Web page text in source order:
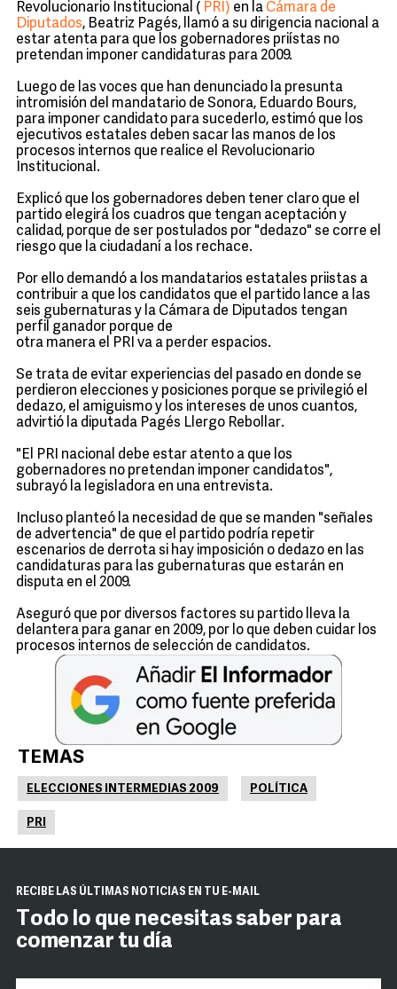
Revolucionario Institucional ( PRI) en la Cámara de
Diputados, Beatriz Pagés, llamó a su dirigencia nacional a
estar atenta para que los gobernadores priístas no
pretendan imponer candidaturas para 2009.
Luego de las voces que han denunciado la presunta
intromisión del mandatario de Sonora, Eduardo Bours,
para imponer candidato para sucederlo, estimó que los
ejecutivos estatales deben sacar las manos de los
procesos internos que realice el Revolucionario
Institucional.
Explicó que los gobernadores deben tener claro que el
partido elegirá los cuadros que tengan aceptación y
calidad, porque de ser postulados por "dedazo" se corre el
riesgo que la ciudadaní a los rechace.
Por ello demandó a los mandatarios estatales priistas a
contribuir a que los candidatos que el partido lance a las
seis gubernaturas y la Cámara de Diputados tengan
perfil ganador porque de
otra manera el PRI va a perder espacios.
Se trata de evitar experiencias del pasado en donde se
perdieron elecciones y posiciones porque se privilegió el
dedazo, el amiguismo y los intereses de unos cuantos,
advirtió la diputada Pagés Llergo Rebollar.
"El PRI nacional debe estar atento a que los
gobernadores no pretendan imponer candidatos",
subrayó la legisladora en una entrevista.
Incluso planteó la necesidad de que se manden "señales
de advertencia" de que el partido podría repetir
escenarios de derrota si hay imposición o dedazo en las
candidaturas para las gubernaturas que estarán en
disputa en el 2009.
Aseguró que por diversos factores su partido lleva la
delantera para ganar en 2009, por lo que deben cuidar los
procesos internos de selección de candidatos.
TEMAS
ELECCIONES INTERMEDIAS 2009 POLÍTICA
PRI
RECIBE LAS ÚLTIMAS NOTICIAS EN TU E-MAIL
Todo lo que necesitas saber para
comenzar tu día